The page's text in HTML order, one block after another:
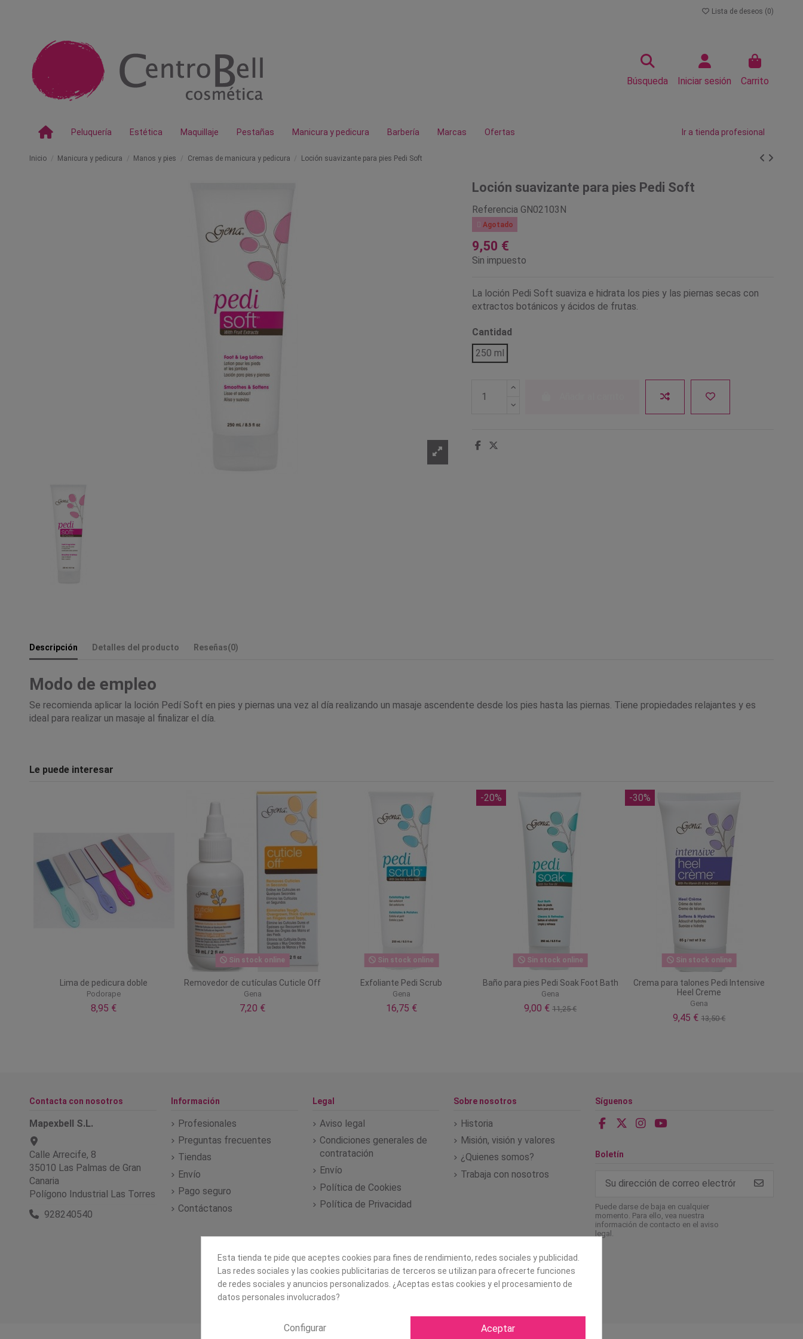
Lista de deseos (0)
Búsqueda Iniciar sesión Carrito
Peluquería Estética Maquillaje Pestañas Manicura y pedicura Barbería Marcas Ofertas Ir a tienda profesional
Inicio Manicura y pedicura Manos y pies Cremas de manicura y pedicura Loción suavizante para pies Pedi Soft
Loción suavizante para pies Pedi Soft
Referencia GN02103N
Agotado
9,50 €
Sin impuesto
La loción Pedi Soft suaviza e hidrata los pies y las piernas secas con
extractos botánicos y ácidos de frutas.
Cantidad
250 ml
Descripción Detalles del producto Reseñas(0)
Modo de empleo
Se recomienda aplicar la loción Pedí Soft en pies y piernas una vez al día realizando un masaje ascendente desde los pies hasta las piernas. Tiene propiedades relajantes y es
ideal para realizar un masaje al finalizar el día.
Le puede interesar
Lima de pedicura doble
Podorape
8,95 €
Sin stock online
Removedor de cutículas Cuticle Off
Gena
7,20 €
Sin stock online
Exfoliante Pedi Scrub
Gena
16,75 €
-20%
Sin stock online
Baño para pies Pedi Soak Foot Bath
Gena
9,00 €11,25 €
-30%
Sin stock online
Crema para talones Pedi Intensive
Heel Creme
Gena
9,45 €13,50 €
Contacta con nosotros
Mapexbell S.L.
Calle Arrecife, 8
35010 Las Palmas de Gran
Canaria
Polígono Industrial Las Torres
928240540
Información
Profesionales
Preguntas frecuentes
Tiendas
Envío
Pago seguro
Contáctanos
Legal
Aviso legal
Condiciones generales de
contratación
Envío
Política de Cookies
Política de Privacidad
Sobre nosotros
Historia
Misión, visión y valores
¿Quienes somos?
Trabaja con nosotros
Síguenos
Boletín
Puede darse de baja en cualquier
momento. Para ello, vea nuestra
información de contacto en el aviso
legal.
Esta tienda te pide que aceptes cookies para fines de rendimiento, redes sociales y publicidad.
Las redes sociales y las cookies publicitarias de terceros se utilizan para ofrecerte funciones
de redes sociales y anuncios personalizados. ¿Aceptas estas cookies y el procesamiento de
datos personales involucrados?
Configurar Aceptar